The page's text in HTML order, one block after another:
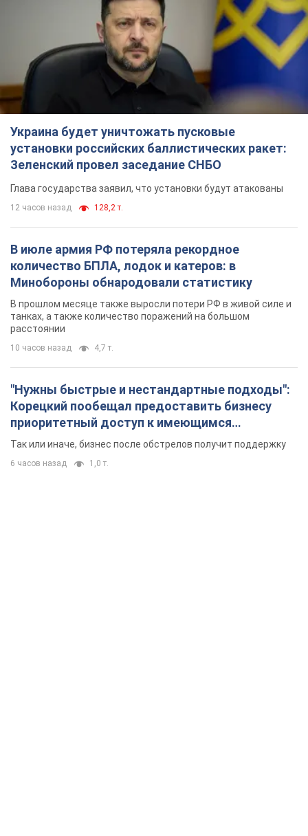
Украина будет уничтожать пусковые
установки российских баллистических ракет:
Зеленский провел заседание СНБО
Глава государства заявил, что установки будут атакованы
12 часов назад 128,2 т.
В июле армия РФ потеряла рекордное
количество БПЛА, лодок и катеров: в
Минобороны обнародовали статистику
В прошлом месяце также выросли потери РФ в живой силе и
танках, а также количество поражений на большом
расстоянии
10 часов назад 4,7 т.
"Нужны быстрые и нестандартные подходы":
Корецкий пообещал предоставить бизнесу
приоритетный доступ к имеющимся
складским помещениям
Так или иначе, бизнес после обстрелов получит поддержку
6 часов назад 1,0 т.